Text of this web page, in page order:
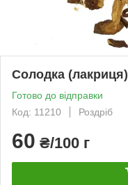
Солодка (лакриця)
Готово до відправки
Код: 11210
Роздріб
60 ₴/100 г